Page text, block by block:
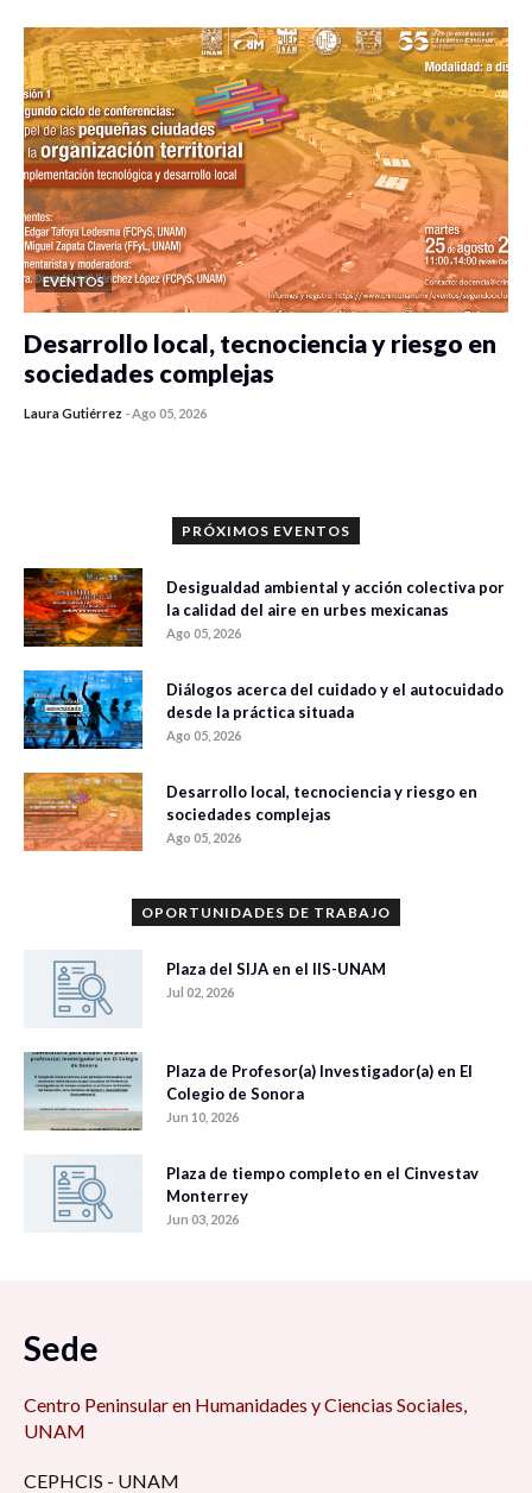
EVENTOS
Desarrollo local, tecnociencia y riesgo en
sociedades complejas
Laura Gutiérrez -Ago 05, 2026
PRÓXIMOS EVENTOS
Desigualdad ambiental y acción colectiva por
la calidad del aire en urbes mexicanas
Ago 05, 2026
Diálogos acerca del cuidado y el autocuidado
desde la práctica situada
Ago 05, 2026
Desarrollo local, tecnociencia y riesgo en
sociedades complejas
Ago 05, 2026
OPORTUNIDADES DE TRABAJO
Plaza del SIJA en el IIS-UNAM
Jul 02, 2026
Plaza de Profesor(a) Investigador(a) en El
Colegio de Sonora
Jun 10, 2026
Plaza de tiempo completo en el Cinvestav
Monterrey
Jun 03, 2026
Sede
Centro Peninsular en Humanidades y Ciencias Sociales,
UNAM
CEPHCIS - UNAM